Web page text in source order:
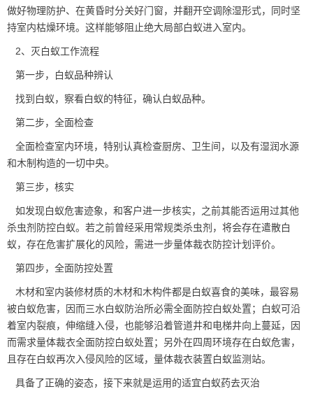
做好物理防护、在黄昏时分关好门窗，并翻开空调除湿形式，同时坚
持室内枯燥环境。这样能够阻止绝大局部白蚁进入室内。
2、灭白蚁工作流程
第一步，白蚁品种辨认
找到白蚁，察看白蚁的特征，确认白蚁品种。
第二步，全面检查
全面检查室内环境，特别认真检查厨房、卫生间，以及有湿润水源
和木制构造的一切中央。
第三步，核实
如发现白蚁危害迹象，和客户进一步核实，之前其能否运用过其他
杀虫剂防控白蚁。若之前曾经采用常规类杀虫剂，将会存在遣散白
蚁，存在危害扩展化的风险，需进一步量体裁衣防控计划评价。
第四步，全面防控处置
木材和室内装修材质的木材和木构件都是白蚁喜食的美味，最容易
被白蚁危害，因而三水白蚁防治所必需全面防控白蚁处置；白蚁可沿
着室内裂痕，伸缩缝入侵，也能够沿着管道井和电梯井向上蔓延，因
而需求量体裁衣全面防控白蚁处置；另外在四周环境存在白蚁危害，
且存在白蚁再次入侵风险的区域，量体裁衣装置白蚁监测站。
具备了正确的姿态，接下来就是运用的适宜白蚁药去灭治